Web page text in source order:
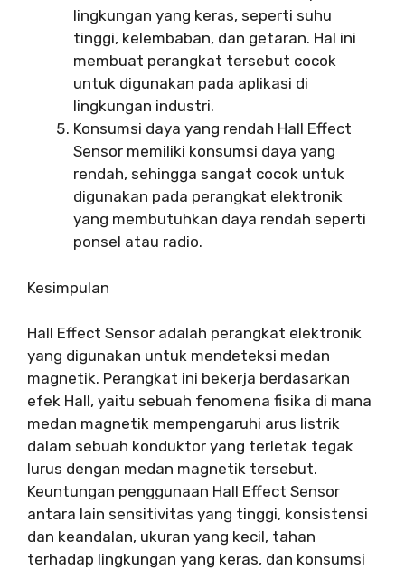
lingkungan yang keras, seperti suhu
tinggi, kelembaban, dan getaran. Hal ini
membuat perangkat tersebut cocok
untuk digunakan pada aplikasi di
lingkungan industri.
Konsumsi daya yang rendah Hall Effect
Sensor memiliki konsumsi daya yang
rendah, sehingga sangat cocok untuk
digunakan pada perangkat elektronik
yang membutuhkan daya rendah seperti
ponsel atau radio.
Kesimpulan
Hall Effect Sensor adalah perangkat elektronik
yang digunakan untuk mendeteksi medan
magnetik. Perangkat ini bekerja berdasarkan
efek Hall, yaitu sebuah fenomena fisika di mana
medan magnetik mempengaruhi arus listrik
dalam sebuah konduktor yang terletak tegak
lurus dengan medan magnetik tersebut.
Keuntungan penggunaan Hall Effect Sensor
antara lain sensitivitas yang tinggi, konsistensi
dan keandalan, ukuran yang kecil, tahan
terhadap lingkungan yang keras, dan konsumsi